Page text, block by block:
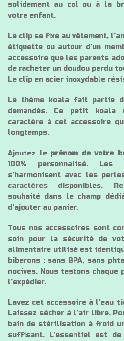
solidement au col ou à la
votre enfant.
Le clip se fixe au vêtement,
étiquette ou autour d’un
accessoire que les parents
de racheter un doudou perdu
Le clip en acier inoxydable
Le thème koala fait partie
demandés. Ce petit koala
caractère à cet accessoire
longtemps.
Ajoutez le prénom de votre
100% personnalisé.
s’harmonisent avec les
caractères disponibles.
souhaité dans le champ
d’ajouter au panier.
Tous nos accessoires sont
soin pour la sécurité de
alimentaire utilisé est
biberons : sans BPA, sans
nocives. Nous testons chaque
l’expédier.
Lavez cet accessoire à l’eau
Laissez sécher à l’air libre.
bain de stérilisation à froid
suffisant. L’essentiel est